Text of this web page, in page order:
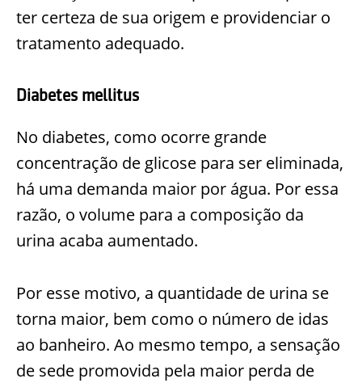
ter certeza de sua origem e providenciar o
tratamento adequado.
Diabetes mellitus
No diabetes, como ocorre grande
concentração de glicose para ser eliminada,
há uma demanda maior por água. Por essa
razão, o volume para a composição da
urina acaba aumentado.
Por esse motivo, a quantidade de urina se
torna maior, bem como o número de idas
ao banheiro. Ao mesmo tempo, a sensação
de sede promovida pela maior perda de